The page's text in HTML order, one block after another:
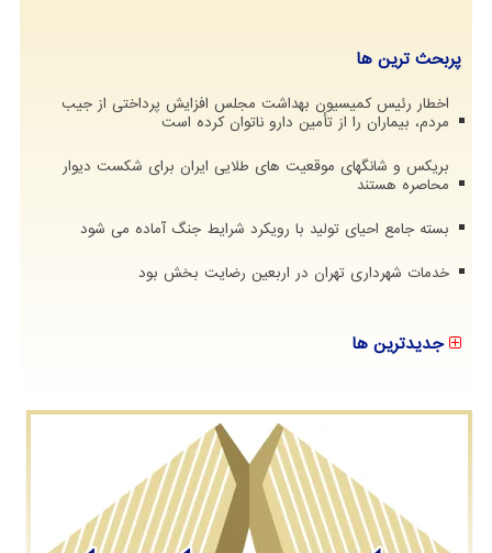
پربحث ترین ها
اخطار رئیس کمیسیون بهداشت مجلس افزایش پرداختی از جیب
مردم، بیماران را از تأمین دارو ناتوان کرده است
بریکس و شانگهای موقعیت های طلایی ایران برای شکست دیوار
محاصره هستند
بسته جامع احیای تولید با رویکرد شرایط جنگ آماده می شود
خدمات شهرداری تهران در اربعین رضایت بخش بود
جدیدترین ها